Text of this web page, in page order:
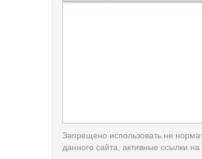
Запрещено использовать не
данного сайта, активные ссылки